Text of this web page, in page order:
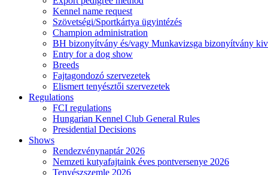
Kennel name request
Szövetségi/Sportkártya ügyintézés
Champion administration
BH bizonyítvány és/vagy Munkavizsga bizonyítvány
Entry for a dog show
Breeds
Fajtagondozó szervezetek
Elismert tenyésztői szervezetek
Regulations
FCI regulations
Hungarian Kennel Club General Rules
Presidential Decisions
Shows
Rendezvénynaptár 2026
Nemzeti kutyafajtaink éves pontversenye 2026
Tenyészszemle 2026